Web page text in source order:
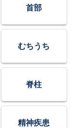
首部
むちうち
脊柱
精神疾患